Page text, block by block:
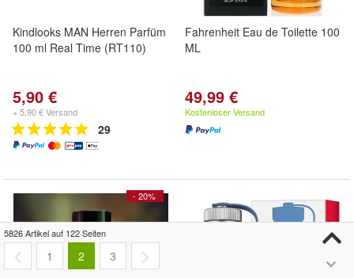
Kindlooks MAN Herren Parfüm
100 ml Real Time (RT110)
5,90 €
+ 5,90 € Versand
29
Fahrenheit Eau de Toilette 100
ML
49,99 €
Kostenloser Versand
- 20%
5826 Artikel auf 122 Seiten
1 2 3